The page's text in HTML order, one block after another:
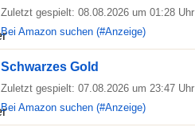
Zuletzt gespielt: 08.08.2026 um 01:28 Uhr
Bei Amazon suchen (#Anzeige)
Schwarzes Gold
Zuletzt gespielt: 07.08.2026 um 23:47 Uhr
Bei Amazon suchen (#Anzeige)